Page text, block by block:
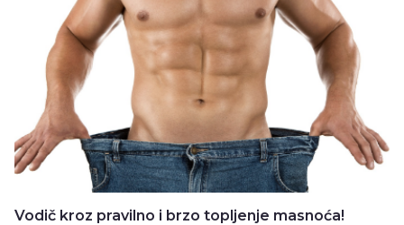
Vodič kroz pravilno i brzo topljenje masnoća!